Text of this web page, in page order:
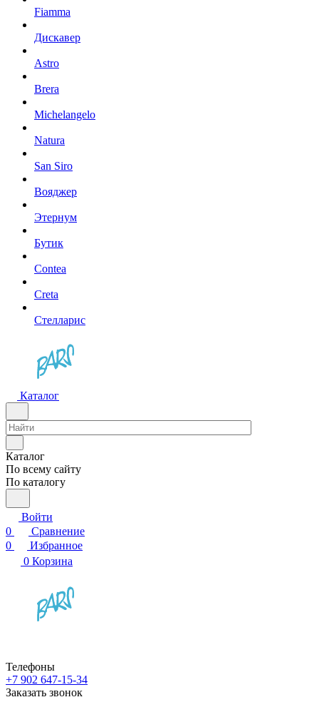
Fiamma
Дискавер
Astro
Brera
Michelangelo
Natura
San Siro
Вояджер
Этернум
Бутик
Contea
Creta
Стелларис
Каталог
Каталог
По всему сайту
По каталогу
Войти
0
Сравнение
0
Избранное
0 Корзина
Телефоны
+7 902 647-15-34
Заказать звонок